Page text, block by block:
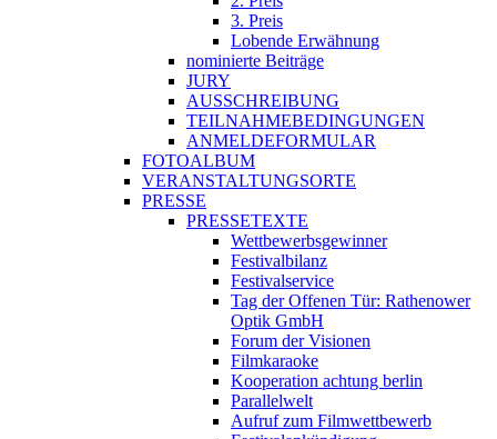
3. Preis
Lobende Erwähnung
nominierte Beiträge
JURY
AUSSCHREIBUNG
TEILNAHMEBEDINGUNGEN
ANMELDEFORMULAR
FOTOALBUM
VERANSTALTUNGSORTE
PRESSE
PRESSETEXTE
Wettbewerbsgewinner
Festivalbilanz
Festivalservice
Tag der Offenen Tür: Rathenower
Optik GmbH
Forum der Visionen
Filmkaraoke
Kooperation achtung berlin
Parallelwelt
Aufruf zum Filmwettbewerb